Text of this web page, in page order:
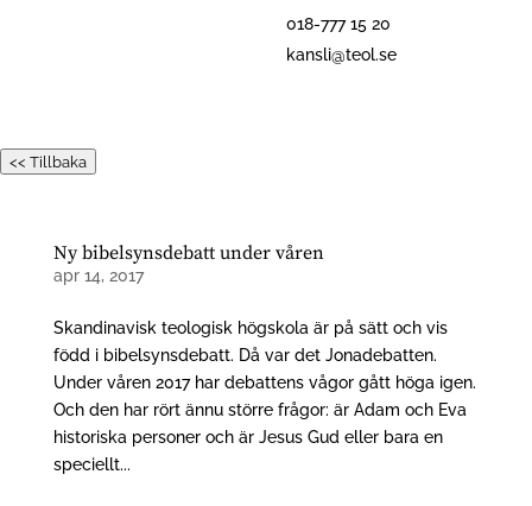
018-777 15 20
kansli@teol.se
<< Tillbaka
Ny bibelsynsdebatt under våren
apr 14, 2017
Skandinavisk teologisk högskola är på sätt och vis
född i bibelsynsdebatt. Då var det Jonadebatten.
Under våren 2017 har debattens vågor gått höga igen.
Och den har rört ännu större frågor: är Adam och Eva
historiska personer och är Jesus Gud eller bara en
speciellt...